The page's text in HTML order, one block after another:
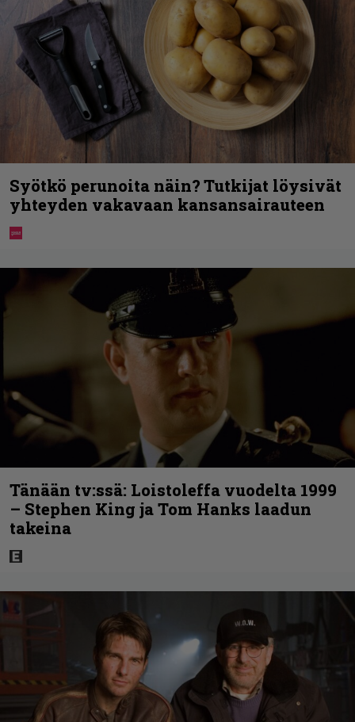
Syötkö perunoita näin? Tutkijat löysivät
yhteyden vakavaan kansansairauteen
Tänään tv:ssä: Loistoleffa vuodelta 1999
– Stephen King ja Tom Hanks laadun
takeina